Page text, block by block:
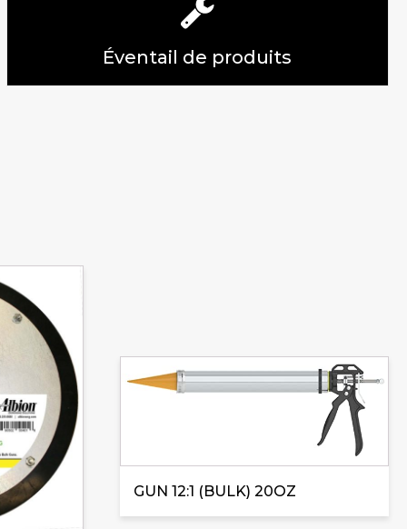
Éventail de produits
GUN 12:1 (BULK) 20OZ